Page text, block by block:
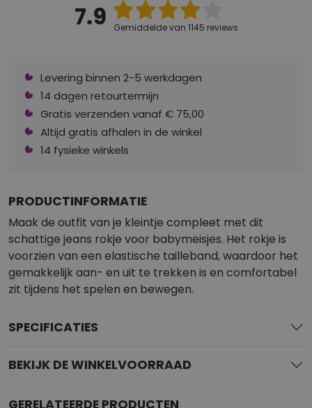
7.9 Gemiddelde van 1145 reviews
Levering binnen 2-5 werkdagen
14 dagen retourtermijn
Gratis verzenden vanaf € 75,00
Altijd gratis afhalen in de winkel
14 fysieke winkels
PRODUCTINFORMATIE
Maak de outfit van je kleintje compleet met dit
schattige jeans rokje voor babymeisjes. Het rokje is
voorzien van een elastische tailleband, waardoor het
gemakkelijk aan- en uit te trekken is en comfortabel
zit tijdens het spelen en bewegen.
SPECIFICATIES
BEKIJK DE WINKELVOORRAAD